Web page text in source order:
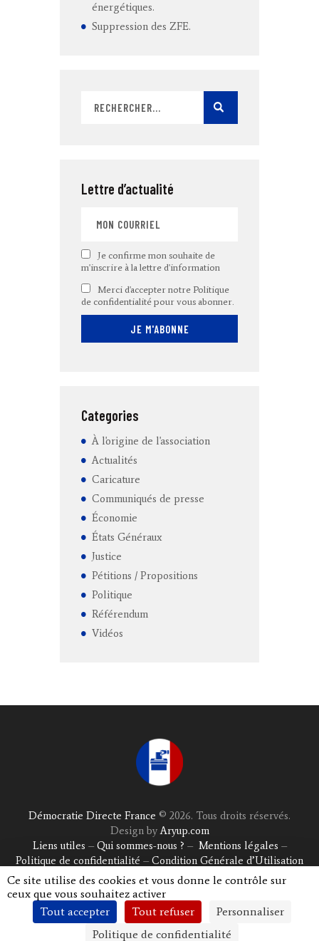
énergétiques.
Suppression des ZFE.
Lettre d’actualité
Je confirme mon souhaite de
m'inscrire à la lettre d'information
Merci d'accepter notre Politique
de confidentialité pour vous abonner.
Categories
À l'origine de l'association
Actualités
Caricature
Communiqués de presse
Économie
États Généraux
Justice
Pétitions / Propositions
Politique
Référendum
Vidéos
Démocratie Directe France © 2026. Tous droits réservés.
Design by Aryup.com
Liens utiles – Qui sommes-nous ? – Mentions légales –
Politique de confidentialité – Condition Générale d’Utilisation
Ce site utilise des cookies et vous donne le contrôle sur
ceux que vous souhaitez activer
Tout accepter
Tout refuser
Personnaliser
Politique de confidentialité